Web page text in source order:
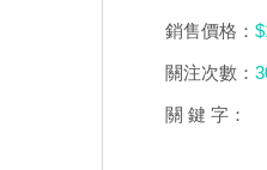
銷售價格：
關注次數：
關 鍵 字：